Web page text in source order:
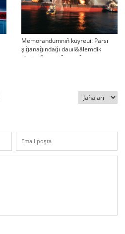
Memorandumnıñ küyreui: Parsı
şığanağındağı dauıl&älemdik
tärtiptiñ sın sağatı soğıp twr